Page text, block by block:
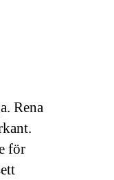
Rena
för